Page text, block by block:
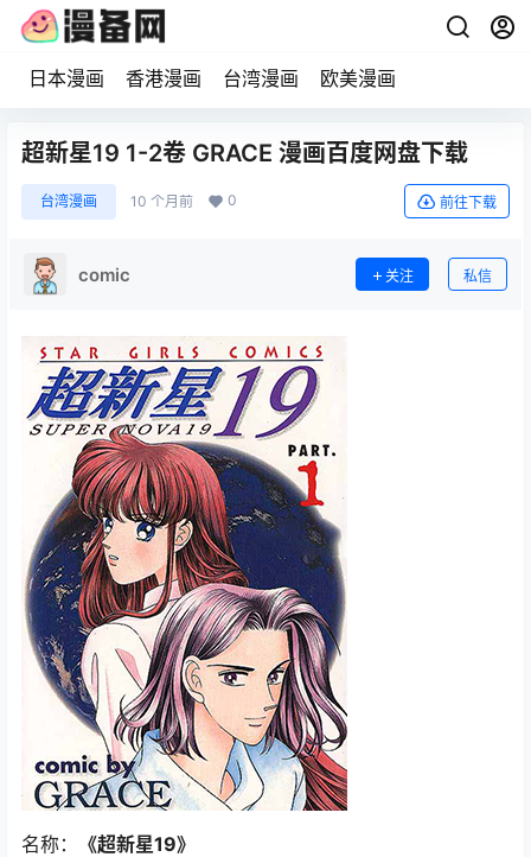
日本漫画 香港漫画 台湾漫画 欧美漫画
超新星19 1-2卷 GRACE 漫画百度网盘下载
台湾漫画 10 个月前 0 前往下载
comic 关注 私信
名称： 《超新星19》